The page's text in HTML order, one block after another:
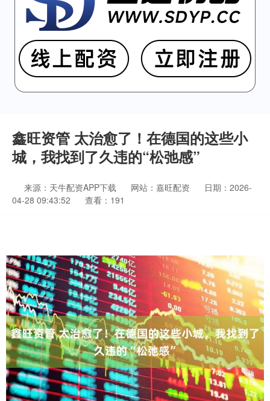
鑫旺资管 太治愈了！在德国的这些小
城，我找到了久违的“松弛感”
来源：天牛配资APP下载 网站：嘉旺配资
日期：2026-
04-28 09:43:52
查看：191